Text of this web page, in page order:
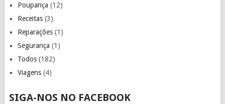
Poupança (12)
Receitas(3)
Reparações(1)
Segurança (1)
Todos(182)
Viagens(4)
SIGA-NOS NO FACEBOOK